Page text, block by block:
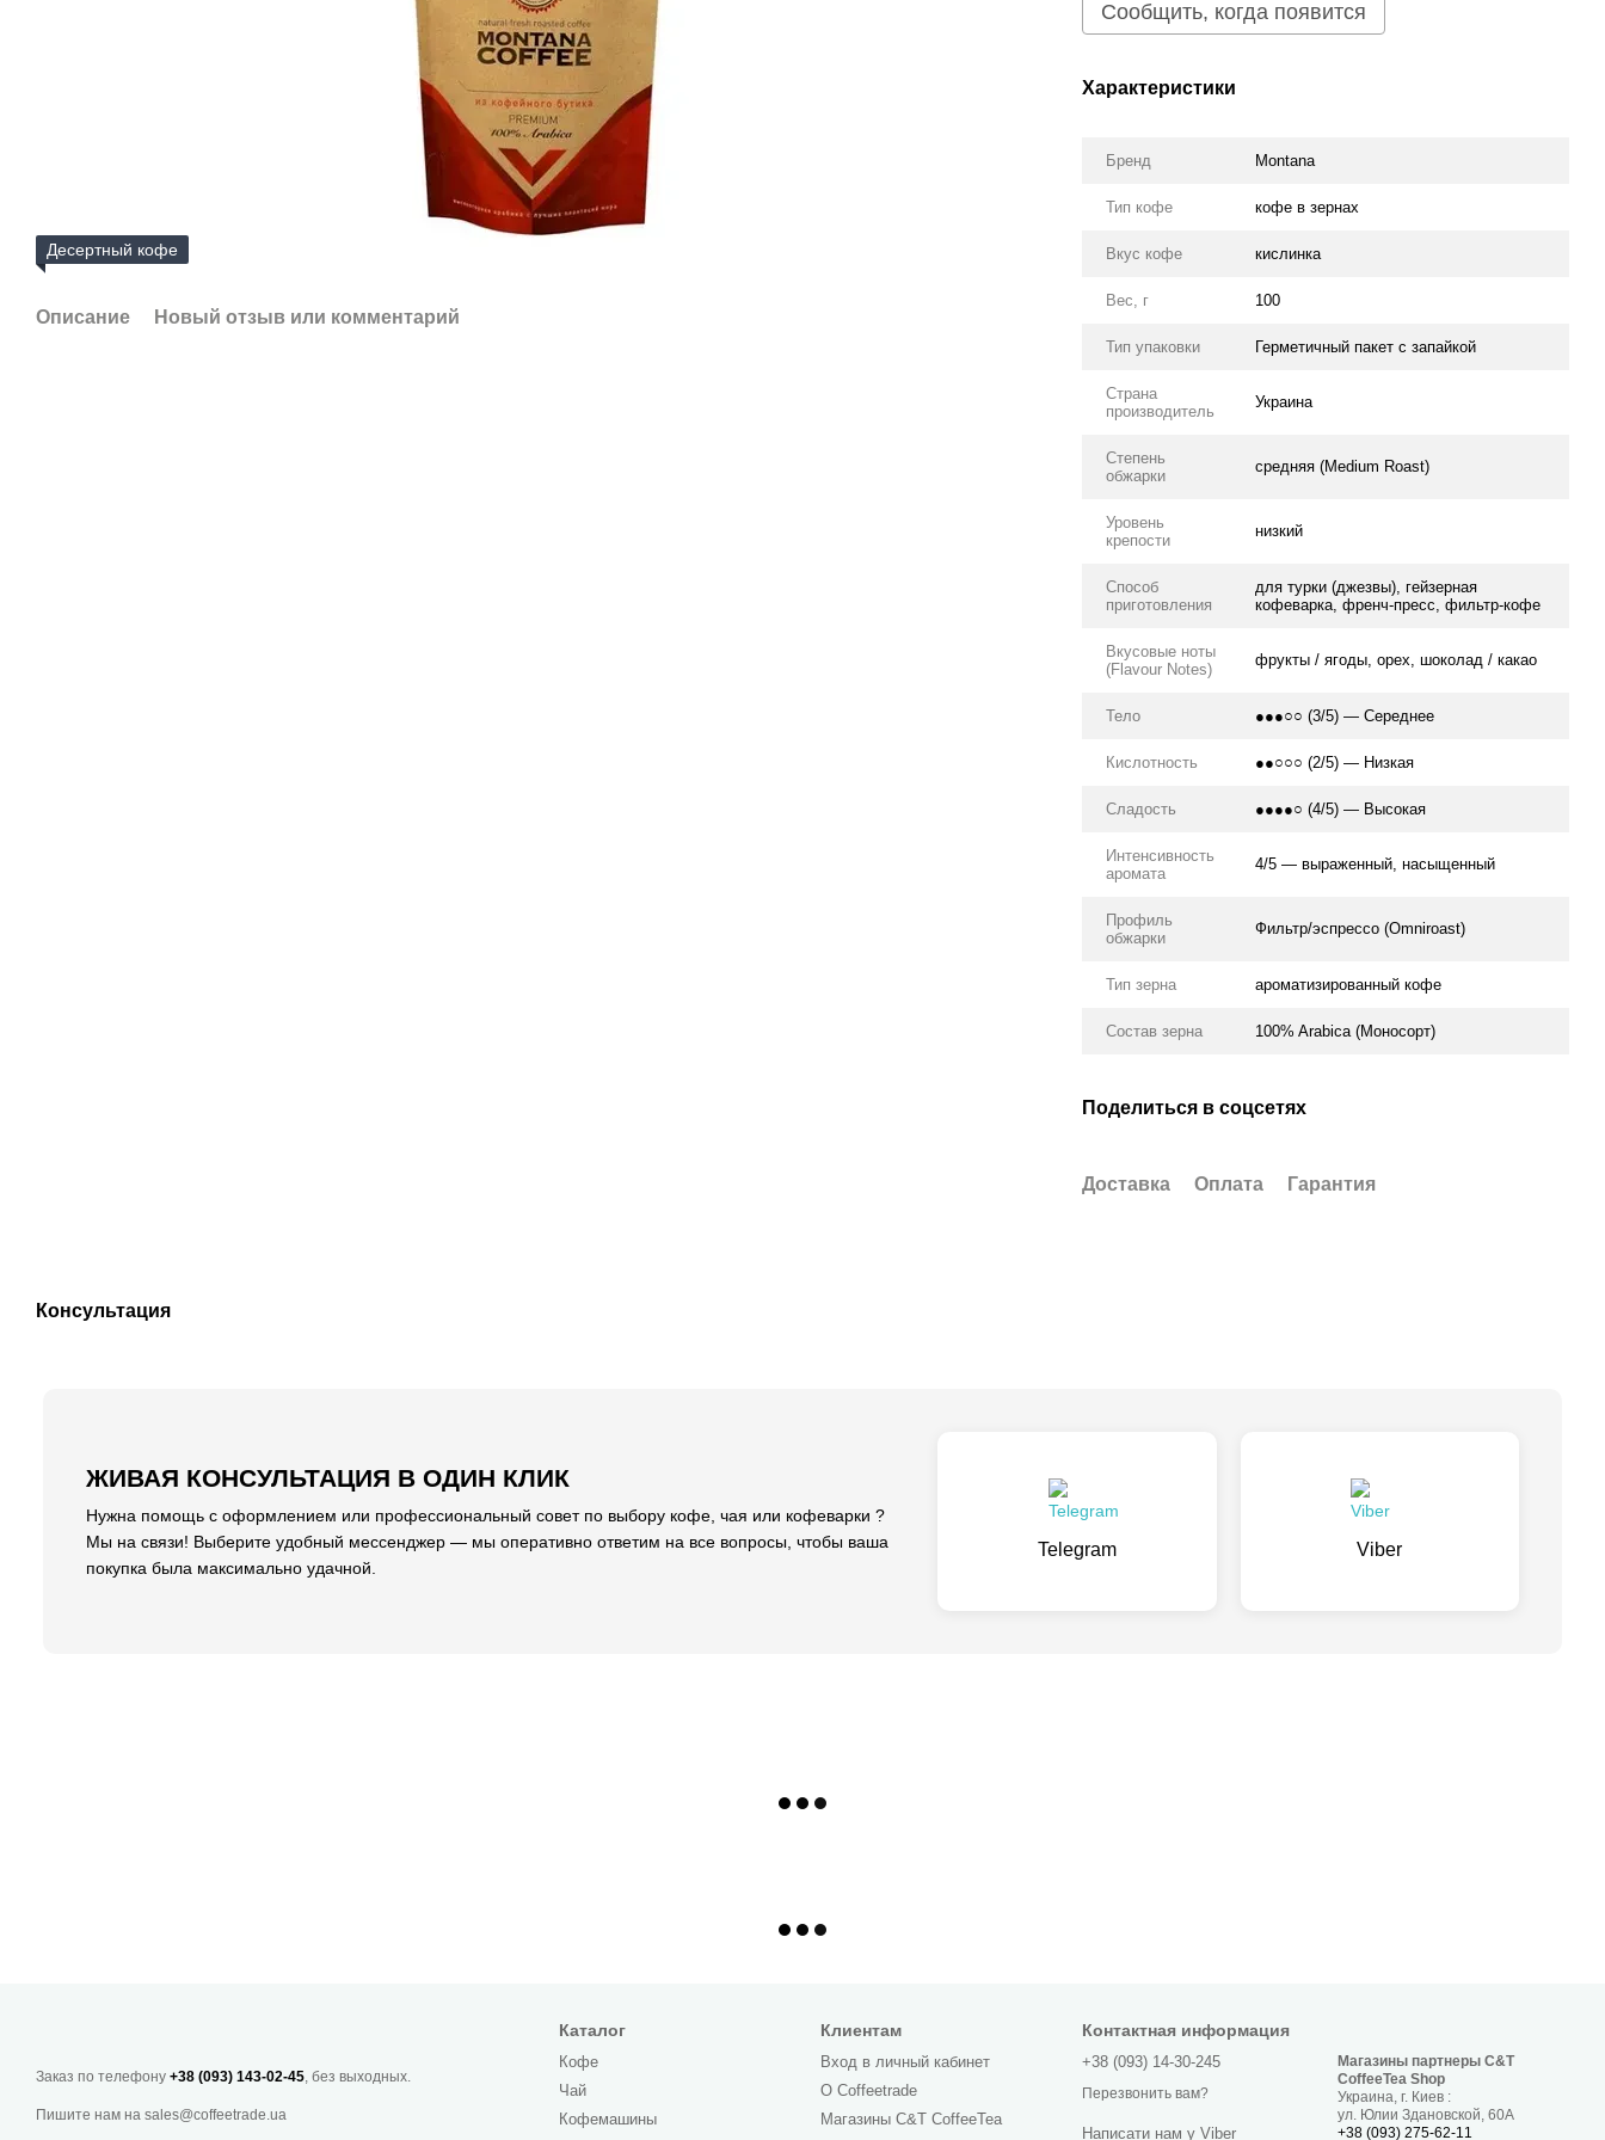
Десертный кофе
Описание Новый отзыв или комментарий
Сообщить, когда появится
Характеристики
Бренд Montana
Тип кофе кофе в зернах
Вкус кофе кислинка
Вес, г 100
Тип упаковки Герметичный пакет с запайкой
Страна
производитель
Украина
Степень
обжарки
средняя (Medium Roast)
Уровень
крепости
низкий
Способ
приготовления
для турки (джезвы), гейзерная
кофеварка, френч-пресс, фильтр-кофе
Вкусовые ноты
(Flavour Notes)
фрукты / ягоды, орех, шоколад / какао
Тело ●●●○○ (3/5) — Середнее
Кислотность ●●○○○ (2/5) — Низкая
Сладость ●●●●○ (4/5) — Высокая
Интенсивность
аромата
4/5 — выраженный, насыщенный
Профиль
обжарки
Фильтр/эспрессо (Omniroast)
Тип зерна ароматизированный кофе
Состав зерна 100% Arabica (Моносорт)
Поделиться в соцсетях
Доставка Оплата Гарантия
Консультация
ЖИВАЯ КОНСУЛЬТАЦИЯ В ОДИН КЛИК
Нужна помощь с оформлением или профессиональный совет по выбору кофе, чая или кофеварки ?
Мы на связи! Выберите удобный мессенджер — мы оперативно ответим на все вопросы, чтобы ваша
покупка была максимально удачной.
Telegram Viber
Заказ по телефону +38 (093) 143-02-45, без выходных.
Пишите нам на sales@coffeetrade.ua
Каталог
Кофе
Чай
Кофемашины
Клиентам
Вход в личный кабинет
О Сoffeetrade
Магазины C&T CoffeeTea
Контактная информация
+38 (093) 14-30-245
Перезвонить вам?
Написати нам у Viber
Магазины партнеры C&T
CoffeeTea Shop
Украина, г. Киев :
ул. Юлии Здановской, 60А
+38 (093) 275-62-11